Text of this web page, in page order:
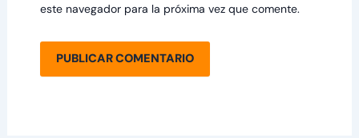
este navegador para la próxima vez que comente.